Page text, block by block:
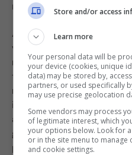
Il trucchetto per capire se l’impasto
Al di là delle indicazioni da
veramente se un
ricorrere ad untrucchetto
tempo semplicissimo. Una
necessario, staccate una
immergerla in un bicchiere
ambiente. Se questa dopo
galla, allora vorrà dire che
processo di lievitazione ed
Store and/or access
Learn more
Your personal data will be
your device (cookies, unique
data) may be stored by,
partners, or used specifically
may use precise geolocation
Some vendors may process
of legitimate interest, which
your options below. Look for
or in the site menu to
and cookie settings.